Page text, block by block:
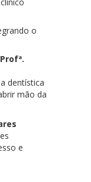
o
dentística
mão da
e